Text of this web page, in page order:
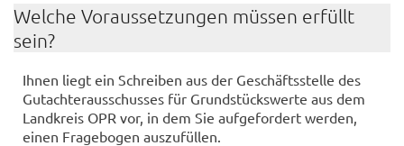
Wel­che Vor­aus­set­zun­gen müs­sen er­füllt
sein?
Ihnen liegt ein Schrei­ben aus der Ge­schäfts­stel­le des
Gut­ach­ter­aus­schus­ses für Grund­stücks­wer­te aus dem
Land­kreis OPR vor, in dem Sie auf­ge­for­dert wer­den,
einen Fra­ge­bo­gen aus­zu­fül­len.